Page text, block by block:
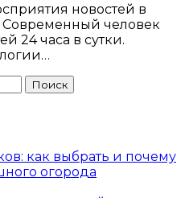
человек
24 часа в сутки.
как выбрать и почему
огорода